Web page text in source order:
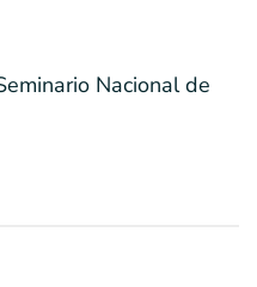
Nacional de